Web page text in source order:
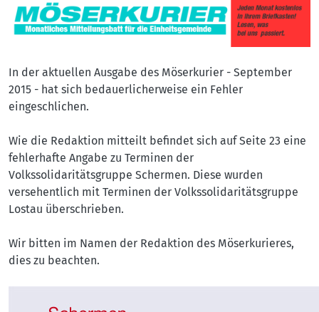
In der aktuellen Ausgabe des Möserkurier - September
2015 - hat sich bedauerlicherweise ein Fehler
eingeschlichen.
Wie die Redaktion mitteilt befindet sich auf Seite 23 eine
fehlerhafte Angabe zu Terminen der
Volkssolidaritätsgruppe Schermen. Diese wurden
versehentlich mit Terminen der Volkssolidaritätsgruppe
Lostau überschrieben.
Wir bitten im Namen der Redaktion des Möserkurieres,
dies zu beachten.